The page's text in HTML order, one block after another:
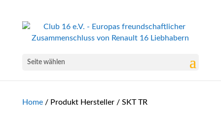
Seite wählen
Home/ Produkt Hersteller / SKT TR